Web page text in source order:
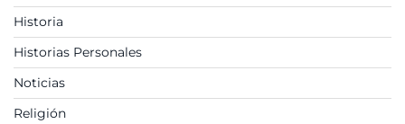
Historia
Historias Personales
Noticias
Religión